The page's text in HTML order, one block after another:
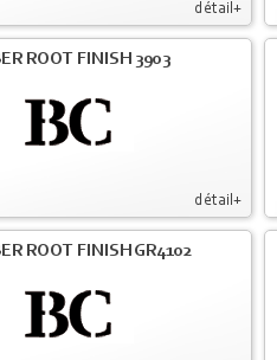
détail+
détail+
ROOT FINISH 3903
ROOT FINISH GR4102